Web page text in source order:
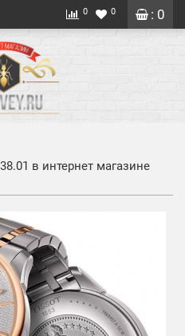
: 0
0 0
в интернет магазине